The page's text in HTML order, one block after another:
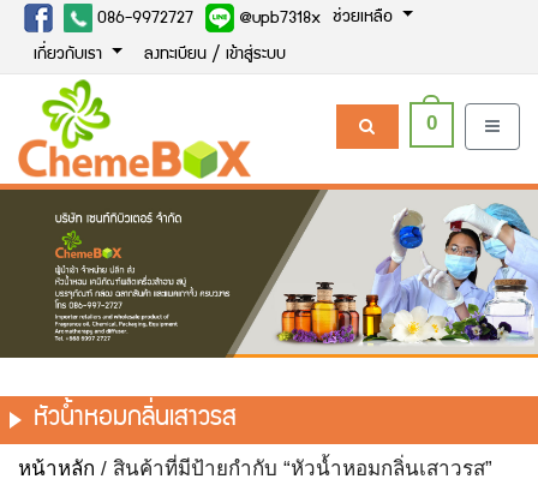
086-9972727 @upb7318x ช่วยเหลือ
เกี่ยวกับเรา ลงทะเบียน / เข้าสู่ระบบ
0
หัวน้ำหอมกลิ่นเสาวรส
หน้าหลัก / สินค้าที่มีป้ายกำกับ “หัวน้ำหอมกลิ่นเสาวรส”